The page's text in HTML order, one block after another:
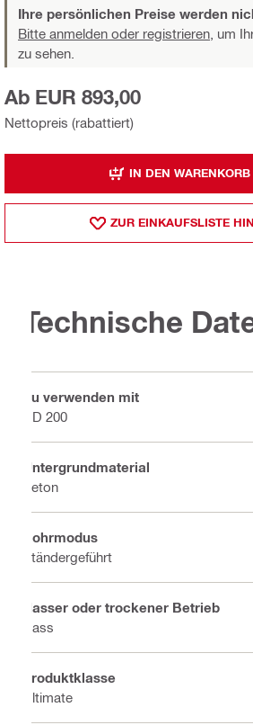
Ihre persönlichen Preise werden
Bitte anmelden oder registrieren, um
zu sehen.
Nettopreis (rabattiert)
Ab EUR 893,00
IN DEN WARENKORB
ZUR EINKAUFSLISTE
Technische
Zu verwenden mit
DD 200
Untergrundmaterial
Beton
Bohrmodus
Ständergeführt
Nasser oder trockener Betrieb
Nass
Produktklasse
Ultimate